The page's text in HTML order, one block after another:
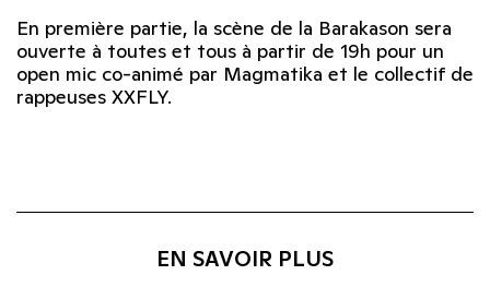
En première partie, la scène de la Barakason sera
ouverte à toutes et tous à partir de 19h pour un
open mic co-animé par Magmatika et le collectif de
rappeuses XXFLY.
EN SAVOIR PLUS